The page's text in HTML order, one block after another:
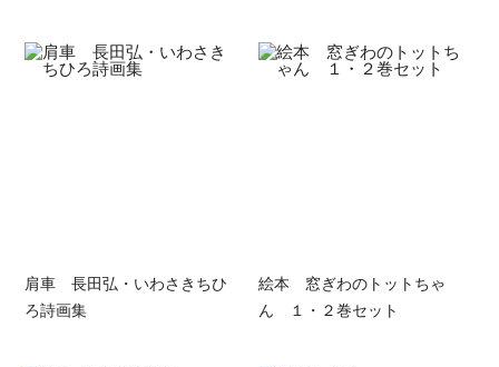
肩車 長田弘・いわさきちひ
ろ詩画集
絵本 窓ぎわのトットちゃ
ん １・２巻セット